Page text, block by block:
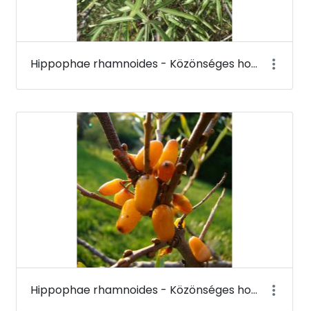
Hippophae rhamnoides - Közönséges homoktövis - Budai Arborétum
Hippophae rhamnoides - Közönséges homoktövis (termése) - Budai Arborétum